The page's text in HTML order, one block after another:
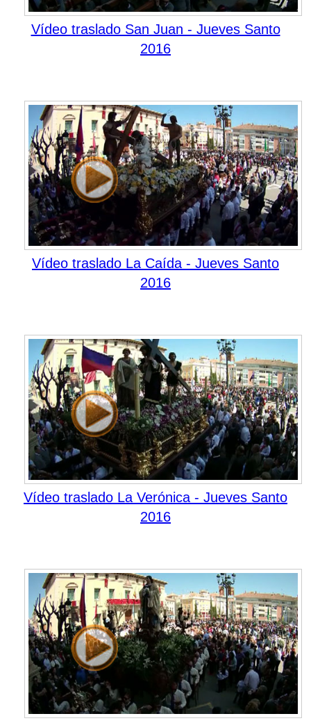
Vídeo traslado San Juan - Jueves Santo
2016
Vídeo traslado La Caída - Jueves Santo
2016
Vídeo traslado La Verónica - Jueves Santo
2016